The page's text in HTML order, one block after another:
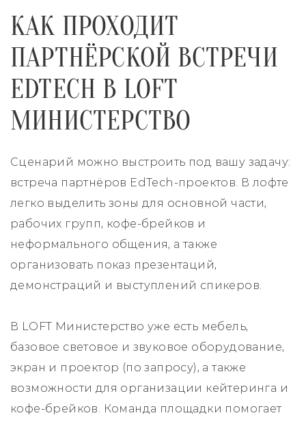
КАК ПРОХОДИТ
ПАРТНЁРСКОЙ ВСТРЕЧИ
EDTECH В LOFT
МИНИСТЕРСТВО
Сценарий можно выстроить под вашу задачу:
встреча партнёров EdTech-проектов. В лофте
легко выделить зоны для основной части,
рабочих групп, кофе-брейков и
неформального общения, а также
организовать показ презентаций,
демонстраций и выступлений спикеров.
В LOFT Министерство уже есть мебель,
базовое световое и звуковое оборудование,
экран и проектор (по запросу), а также
возможности для организации кейтеринга и
кофе-брейков. Команда площадки помогает